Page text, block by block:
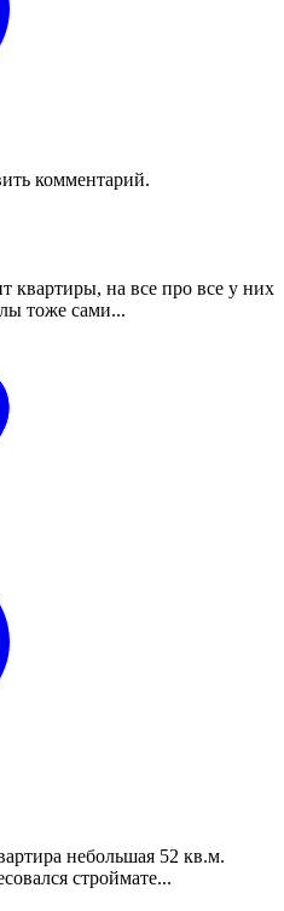
комментарий.
квартиры, на все про все у них
тоже сами...
небольшая 52 кв.м.
строймате...